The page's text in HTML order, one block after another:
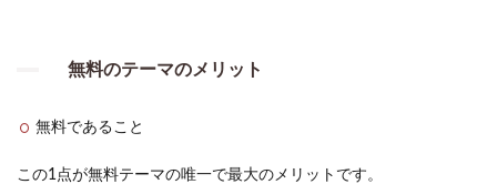
ーマがお
2
おすすめ
無料のテーマのメリット
無料であること
この1点が無料テーマの唯一で最大のメリットです。